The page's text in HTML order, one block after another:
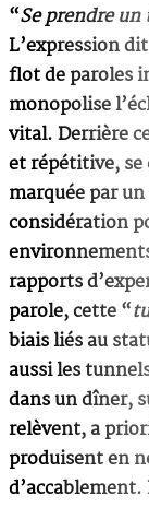
“Se prendre
L’expression
flot de paroles
monopolise
vital. Derrière
et répétitive, se
marquée par
considération
rapports
parole, cette “
biais liés au
aussi les
dans un dîner,
relèvent, a
produisent en